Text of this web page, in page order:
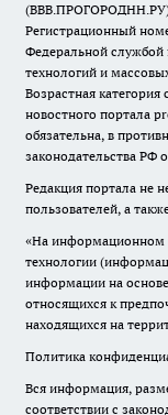
(ВВВ.ПРОГОРОДНН.РУ).
Регистрационный
Федеральной
технологий и
Возрастная
новостного портала
обязательна, в
законодательства РФ
Редакция портала не
пользователей, а
«На информационном
технологии
информации на
относящихся к
находящихся на
Политика
Вся информация,
соответствии с